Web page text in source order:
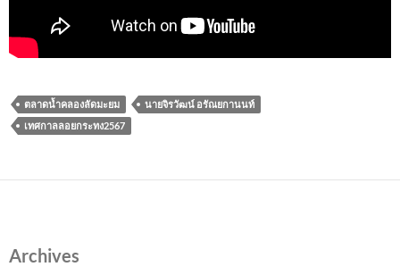
ตลาดน้ำคลองลัดมะยม
นายจิรวัฒน์ อรัณยกานนท์
เทศกาลลอยกระทง2567
Archives